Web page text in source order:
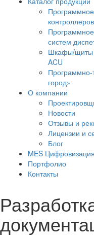
контроллеров
систем
Шкафы/щиты
ACU
Программно-
город»
О компании
Новости
Отзывы и
Лицензии и
Блог
MES Цифровизация
Портфолио
Контакты